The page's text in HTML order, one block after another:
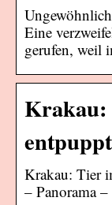
Eine
gerufen, weil
Krakau:
Krakau: Tier
– Panorama